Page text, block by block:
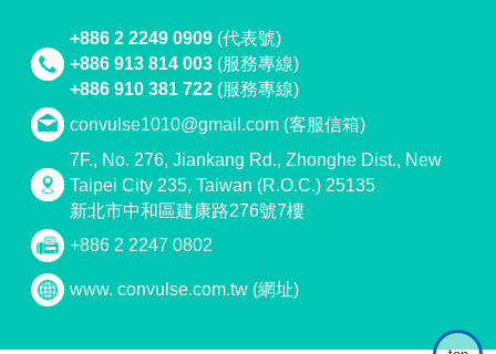
+886 2 2249 0909 (代表號)
+886 913 814 003 (服務專線)
+886 910 381 722 (服務專線)
convulse1010@gmail.com (客服信箱)
7F., No. 276, Jiankang Rd., Zhonghe Dist., New
Taipei City 235, Taiwan (R.O.C.) 25135
新北市中和區建康路276號7樓
+886 2 2247 0802
www. convulse.com.tw (網址)